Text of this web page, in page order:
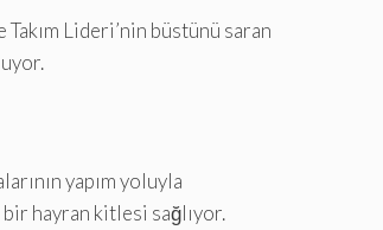
Lideri’nin büstünü saran
yapım yoluyla
hayran kitlesi sağlıyor.